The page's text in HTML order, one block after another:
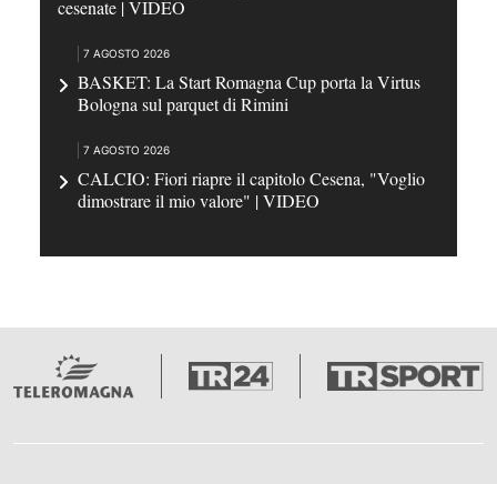
cesenate | VIDEO
7 AGOSTO 2026
BASKET: La Start Romagna Cup porta la Virtus
Bologna sul parquet di Rimini
7 AGOSTO 2026
CALCIO: Fiori riapre il capitolo Cesena, "Voglio
dimostrare il mio valore" | VIDEO